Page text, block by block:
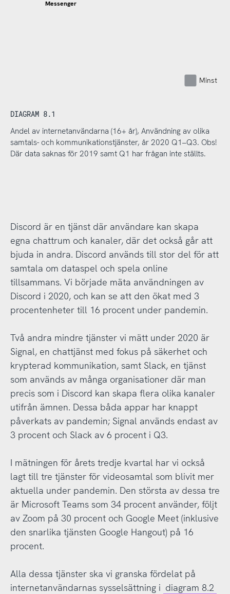
Messenger
Minst
DIAGRAM 8.1
Andel av internetanvändarna (16+ år), Användning av olika
samtals- och kommunikationstjänster, år 2020 Q1–Q3. Obs!
Där data saknas för 2019 samt Q1 har frågan inte ställts.
Discord är en tjänst där användare kan skapa
egna chattrum och kanaler, där det också går att
bjuda in andra. Discord används till stor del för att
samtala om dataspel och spela online
tillsammans. Vi började mäta användningen av
Discord i 2020, och kan se att den ökat med 3
procentenheter till 16 procent under pandemin.
Två andra mindre tjänster vi mätt under 2020 är
Signal, en chattjänst med fokus på säkerhet och
krypterad kommunikation, samt Slack, en tjänst
som används av många organisationer där man
precis som i Discord kan skapa flera olika kanaler
utifrån ämnen. Dessa båda appar har knappt
påverkats av pandemin; Signal används endast av
3 procent och Slack av 6 procent i Q3.
I mätningen för årets tredje kvartal har vi också
lagt till tre tjänster för videosamtal som blivit mer
aktuella under pandemin. Den största av dessa tre
är Microsoft Teams som 34 procent använder, följt
av Zoom på 30 procent och Google Meet (inklusive
den snarlika tjänsten Google Hangout) på 16
procent.
Alla dessa tjänster ska vi granska fördelat på
internetanvändarnas sysselsättning i diagram 8.2